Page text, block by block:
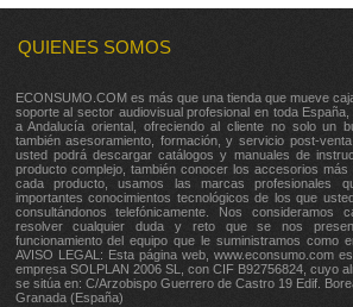
QUIENES SOMOS
ECONSUMO.COM es más que una tienda que mueve
soporte al sector audiovisual profesional en toda
a Andalucía oriental, ofreciendo al cliente no solo un
también asesoramiento, formación, y servicio post-
usted podrá descargar catálogos y manuales de
producto complejo, también conocer los accesorios
cada producto, usamos las marcas profesionales
importantes conocimientos tecnológicos de los que
consultándonos telefónicamente. Nos consideramos
resolver cualquier duda y reto que se nos
funcionamiento del equipo que le suministramos como
AVISO LEGAL: Esta página web, www.econsumo.com
empresa SOLPLAN 2006 SL, con CIF B92756824, cuyo
se sitúa en: C/Arzobispo Guerrero de Castro 19 Edif.
Granada (España)